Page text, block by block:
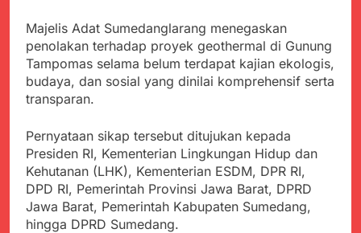
Majelis Adat Sumedanglarang menegaskan
penolakan terhadap proyek geothermal di Gunung
Tampomas selama belum terdapat kajian ekologis,
budaya, dan sosial yang dinilai komprehensif serta
transparan.
Pernyataan sikap tersebut ditujukan kepada
Presiden RI, Kementerian Lingkungan Hidup dan
Kehutanan (LHK), Kementerian ESDM, DPR RI,
DPD RI, Pemerintah Provinsi Jawa Barat, DPRD
Jawa Barat, Pemerintah Kabupaten Sumedang,
hingga DPRD Sumedang.